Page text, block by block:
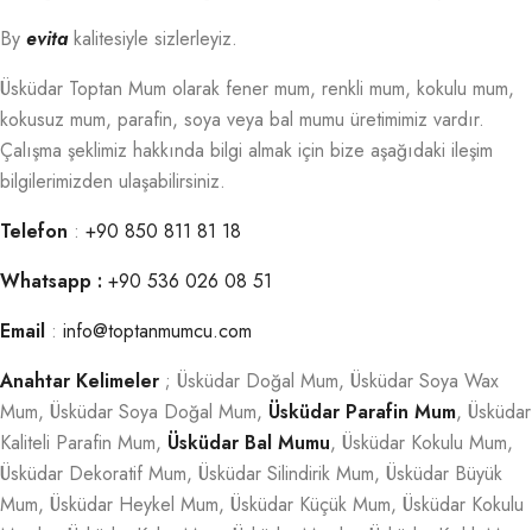
By evitakalitesiyle sizlerleyiz.
Üsküdar Toptan Mum olarak fener mum, renkli mum, kokulu mum,
kokusuz mum, parafin, soya veya bal mumu üretimimiz vardır.
Çalışma şeklimiz hakkında bilgi almak için bize aşağıdaki ileşim
bilgilerimizden ulaşabilirsiniz.
Telefon : +90 850 811 81 18
Whatsapp : +90 536 026 08 51
Email : info@toptanmumcu.com
Anahtar Kelimeler ; Üsküdar Doğal Mum, Üsküdar Soya Wax
Mum, Üsküdar Soya Doğal Mum, Üsküdar Parafin Mum, Üsküdar
Kaliteli Parafin Mum, Üsküdar Bal Mumu, Üsküdar Kokulu Mum,
Üsküdar Dekoratif Mum, Üsküdar Silindirik Mum, Üsküdar Büyük
Mum, Üsküdar Heykel Mum, Üsküdar Küçük Mum, Üsküdar Kokulu